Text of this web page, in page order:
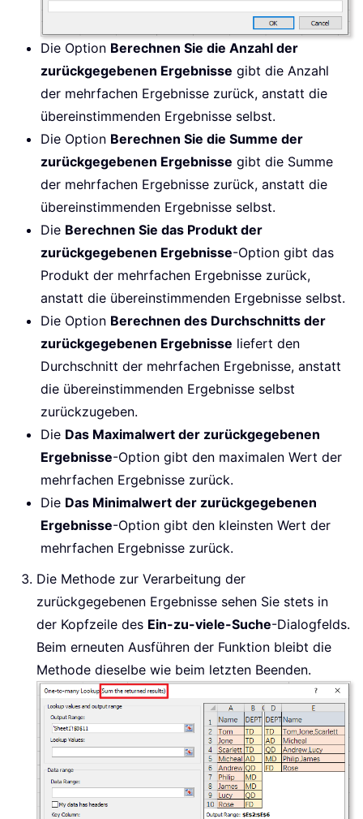
Die Option Berechnen Sie die Anzahl der
zurückgegebenen Ergebnisse gibt die Anzahl
der mehrfachen Ergebnisse zurück, anstatt die
übereinstimmenden Ergebnisse selbst.
Die Option Berechnen Sie die Summe der
zurückgegebenen Ergebnisse gibt die Summe
der mehrfachen Ergebnisse zurück, anstatt die
übereinstimmenden Ergebnisse selbst.
Die Berechnen Sie das Produkt der
zurückgegebenen Ergebnisse-Option gibt das
Produkt der mehrfachen Ergebnisse zurück,
anstatt die übereinstimmenden Ergebnisse selbst.
Die Option Berechnen des Durchschnitts der
zurückgegebenen Ergebnisse liefert den
Durchschnitt der mehrfachen Ergebnisse, anstatt
die übereinstimmenden Ergebnisse selbst
zurückzugeben.
Die Das Maximalwert der zurückgegebenen
Ergebnisse-Option gibt den maximalen Wert der
mehrfachen Ergebnisse zurück.
Die Das Minimalwert der zurückgegebenen
Ergebnisse-Option gibt den kleinsten Wert der
mehrfachen Ergebnisse zurück.
Die Methode zur Verarbeitung der
zurückgegebenen Ergebnisse sehen Sie stets in
der Kopfzeile des Ein-zu-viele-Suche-Dialogfelds.
Beim erneuten Ausführen der Funktion bleibt die
Methode dieselbe wie beim letzten Beenden.